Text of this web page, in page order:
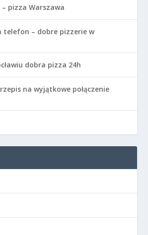
– pizza Warszawa
telefon – dobre pizzerie w
dobra pizza 24h
na wyjątkowe połączenie